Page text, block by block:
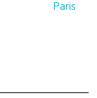
Paris